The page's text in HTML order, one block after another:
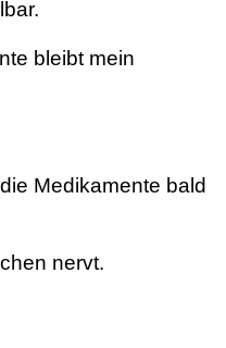
bleibt mein
Medikamente bald
nervt.